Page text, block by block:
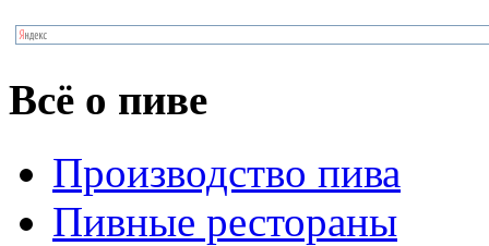
Всё о пиве
Производство пива
Пивные рестораны